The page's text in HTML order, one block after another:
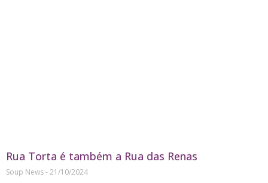
Rua Torta é também a Rua das Renas
Soup News 21/10/2024